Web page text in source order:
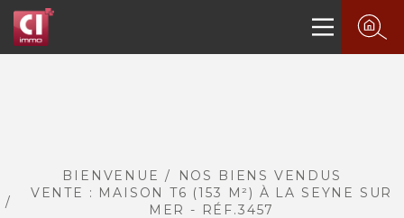
BIENVENUE
NOS BIENS VENDUS
VENTE : MAISON T6 (153 M²) À LA SEYNE SUR
MER - RÉF.3457